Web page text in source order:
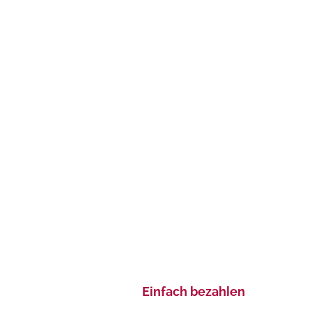
Einfach bezahlen